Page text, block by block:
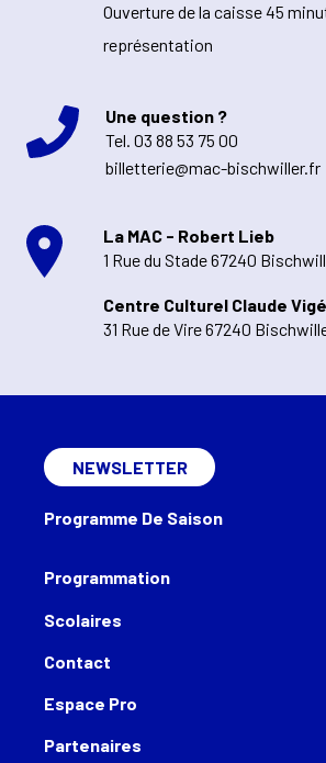
Ouverture de la caisse 45
représentation
Une question ?
Tel. 03 88 53 75 00
billetterie@mac-bischwiller.fr
La MAC - Robert Lieb
1 Rue du Stade 67240
Centre Culturel Claude
31 Rue de Vire 67240
Programmation
Scolaires
Contact
Espace Pro
Partenaires
NEWSLETTER
Programme De Saison